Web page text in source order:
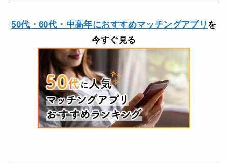
50代・60代・中高年におすすめマッチングアプリ を
今すぐ見る